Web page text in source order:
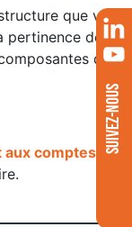
que vous
pertinence de la
du
aux comptes et
SUIVEZ-NOUS